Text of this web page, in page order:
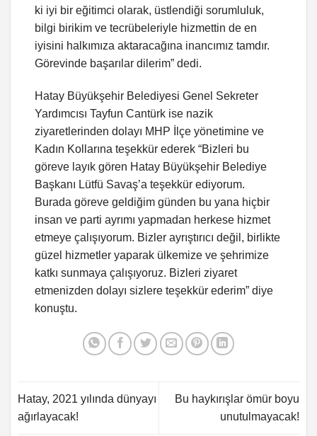
ki iyi bir eğitimci olarak, üstlendiği sorumluluk,
bilgi birikim ve tecrübeleriyle hizmettin de en
iyisini halkımıza aktaracağına inancımız tamdır.
Görevinde başarılar dilerim” dedi.
Hatay Büyükşehir Belediyesi Genel Sekreter
Yardımcısı Tayfun Cantürk ise nazik
ziyaretlerinden dolayı MHP İlçe yönetimine ve
Kadın Kollarına teşekkür ederek “Bizleri bu
göreve layık gören Hatay Büyükşehir Belediye
Başkanı Lütfü Savaş’a teşekkür ediyorum.
Burada göreve geldiğim günden bu yana hiçbir
insan ve parti ayrımı yapmadan herkese hizmet
etmeye çalışıyorum. Bizler ayrıştırıcı değil, birlikte
güzel hizmetler yaparak ülkemize ve şehrimize
katkı sunmaya çalışıyoruz. Bizleri ziyaret
etmenizden dolayı sizlere teşekkür ederim” diye
konuştu.
Hatay, 2021 yılında dünyayı
ağırlayacak!
Bu haykırışlar ömür boyu
unutulmayacak!